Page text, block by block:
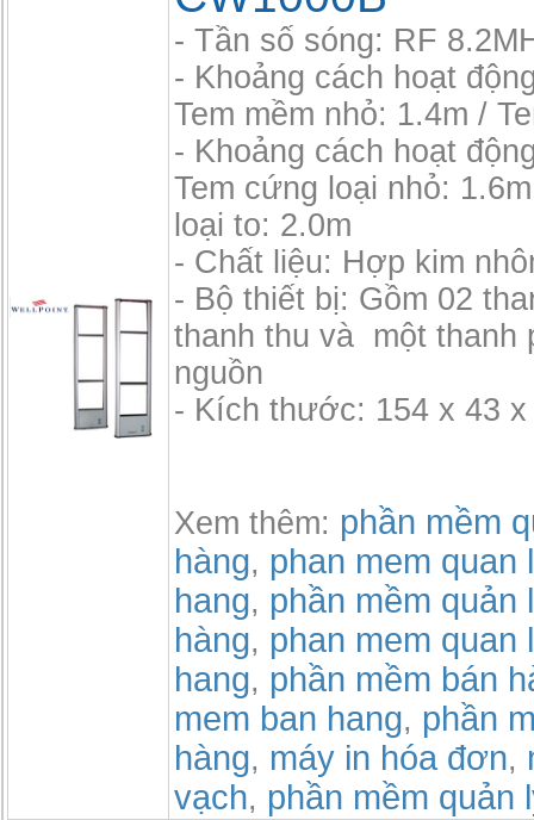
- Tần số sóng: RF
- Khoảng cách hoạt
Tem mềm nhỏ: 1.4m /
- Khoảng cách hoạt
Tem cứng loại nhỏ:
loại to: 2.0m
- Chất liệu: Hợp kim
- Bộ thiết bị: Gồm 02
thanh thu và một thanh
nguồn
- Kích thước: 154 x 43 x
Xem thêm: phần mềm
hàng, phan mem quan
hang, phần mềm quản
hàng, phan mem quan
hang, phần mềm bán
mem ban hang, phần
hàng, máy in hóa đơn,
vạch, phần mềm quản